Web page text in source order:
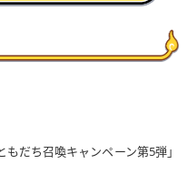
だち召喚キャンペーン第5弾」